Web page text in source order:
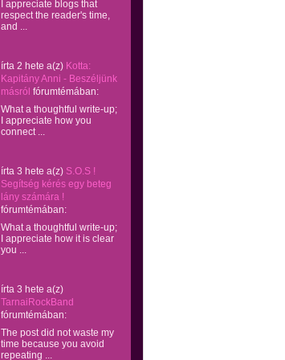
I appreciate blogs that
respect the reader's time,
and ...
írta 2 hete a(z) Kotta:
Kapitány Anni - Beszéljünk
másról fórumtémában:
What a thoughtful write-up;
I appreciate how you
connect ...
írta 3 hete a(z) S.O.S !
Segítség kérés egy beteg
lány számára !
fórumtémában:
What a thoughtful write-up;
I appreciate how it is clear
you ...
írta 3 hete a(z)
TarnaiRockBand
fórumtémában:
The post did not waste my
time because you avoid
repeating ...